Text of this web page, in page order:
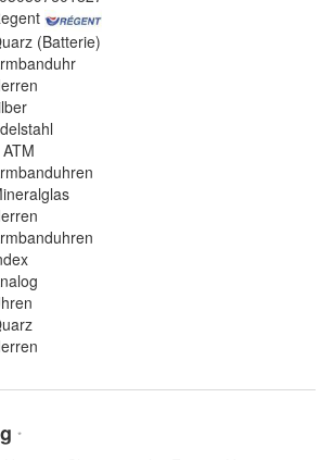
(Batterie)
*